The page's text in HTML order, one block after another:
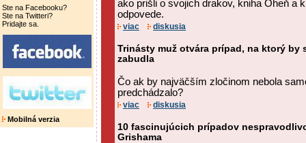
Ste na Facebooku?
Ste na Twitteri?
Pridajte sa.
Mobilná verzia
ako prišli o svojich drakov, kniha Oheň a
odpovede.
viac diskusia
Trinásty muž otvára prípad, na ktorý
zabudla
Čo ak by najväčším zločinom nebola
predchádzalo?
viac diskusia
10 fascinujúcich prípadov
Grishama